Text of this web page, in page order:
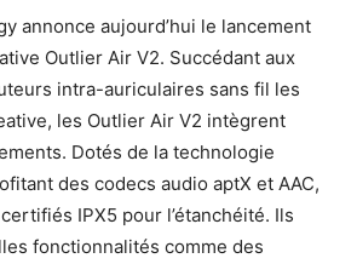
annonce aujourd’hui le lancement
Outlier Air V2. Succédant aux
intra-auriculaires sans fil les
les Outlier Air V2 intègrent
Dotés de la technologie
des codecs audio aptX et AAC,
IPX5 pour l’étanchéité. Ils
fonctionnalités comme des